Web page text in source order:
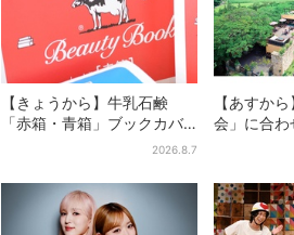
【きょうから】牛乳石鹸
「赤箱・青箱」ブックカバ
ー、大阪で無料配布！ 先着
2026.8.7
【あすか
会」に合わ
分…結婚式